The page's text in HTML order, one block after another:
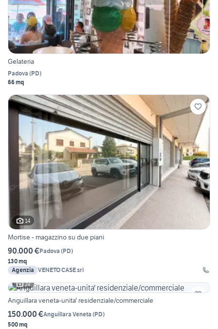
Gelateria
Padova (PD)
66 mq
14
Mortise - magazzino su due piani
90.000 €Padova (PD)
130 mq
Agenzia VENETO CASE srl
19
Anguillara veneta-unita' residenziale/commerciale
150.000 €Anguillara Veneta (PD)
500 mq